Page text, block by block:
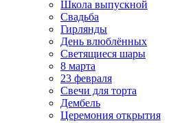
Школа выпускной
Свадьба
Гирлянды
День влюблённых
Светящиеся шары
8 марта
23 февраля
Свечи для торта
Дембель
Церемония открытия